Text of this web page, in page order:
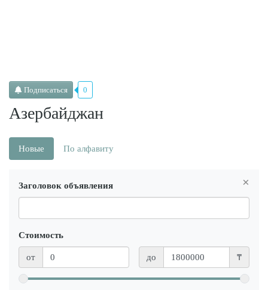
Азербайджан
Подписаться 0
Новые По алфавиту
×
Заголовок объявления
Стоимость
от до ₸